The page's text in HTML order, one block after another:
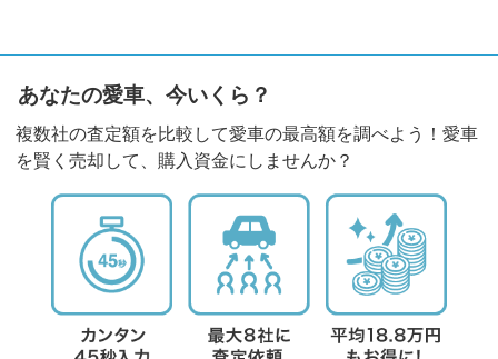
あなたの愛車、今いくら？
複数社の査定額を比較して愛車の最高額を調べよう！愛車
を賢く売却して、購入資金にしませんか？